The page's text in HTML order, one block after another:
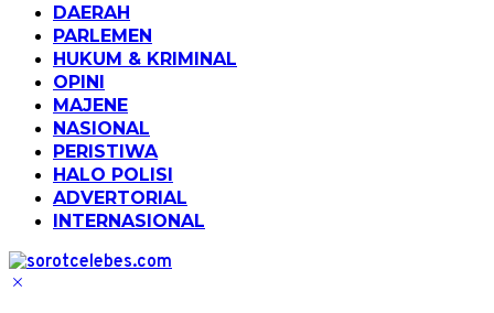
DAERAH
PARLEMEN
HUKUM & KRIMINAL
OPINI
MAJENE
NASIONAL
PERISTIWA
HALO POLISI
ADVERTORIAL
INTERNASIONAL